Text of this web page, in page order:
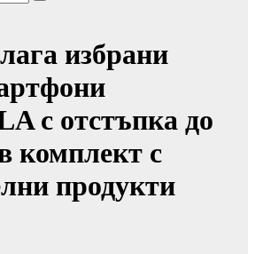
избрани
с отстъпка до
комплект с
продукти